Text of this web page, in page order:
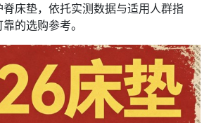
床垫，依托实测数据与适用人群指
的选购参考。